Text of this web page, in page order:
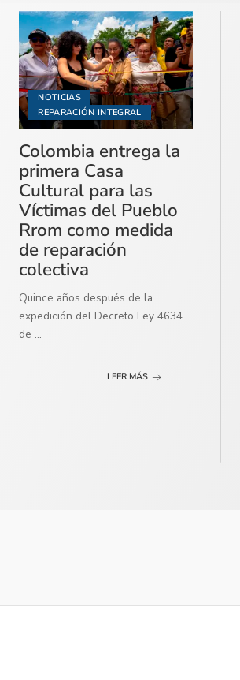
NOTICIAS
REPARACIÓN INTEGRAL
Colombia entrega la
primera Casa
Cultural para las
Víctimas del Pueblo
Rrom como medida
de reparación
colectiva
Quince años después de la
expedición del Decreto Ley 4634
de ...
LEER MÁS